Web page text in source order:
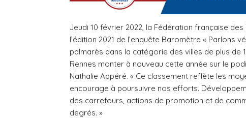
Jeudi 10 février 2022, la Fédération française
l’édition 2021 de l’enquête Baromètre « Parlons
palmarès dans la catégorie des villes de plus de
Rennes monter à nouveau cette année sur le
Nathalie Appéré. « Ce classement reflète les
encourage à poursuivre nos efforts.
des carrefours, actions de promotion et de
degrés. »